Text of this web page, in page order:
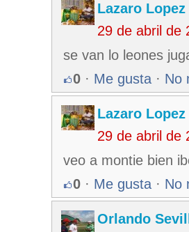
Lazaro Lopez
29 de abril de
se van lo leones
0 · Me gusta · No
Lazaro Lopez
29 de abril de
veo a montie bien
0 · Me gusta · No
Orlando